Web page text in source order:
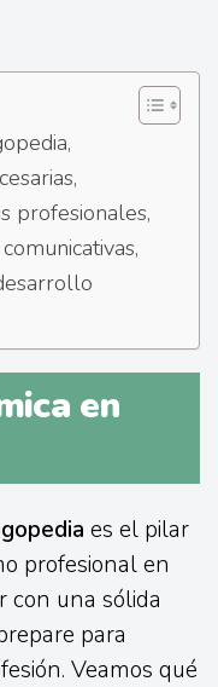
profesionales,
en
es el pilar
profesional en
con una sólida
para
Veamos qué